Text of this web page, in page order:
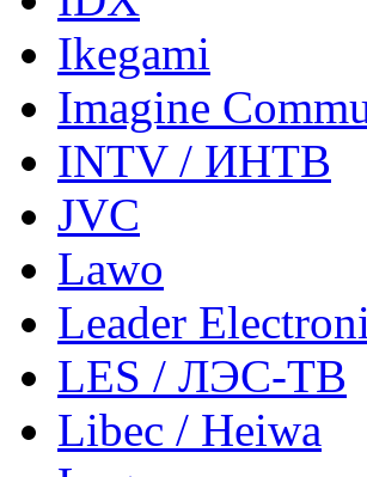
Ikegami
Imagine
INTV / ИНТВ
JVC
Lawo
Leader
LES / ЛЭС-ТВ
Libec / Heiwa